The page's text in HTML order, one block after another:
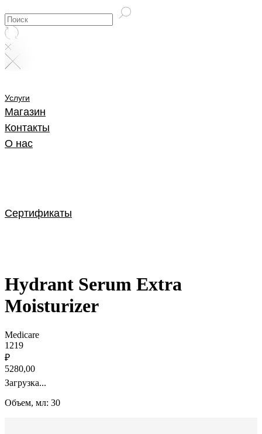
Услуги
Магазин
Контакты
О нас
Сертификаты
Hydrant Serum Extra
Moisturizer
Medicare
1219
₽
5280,00
Загрузка...
Объем, мл: 30